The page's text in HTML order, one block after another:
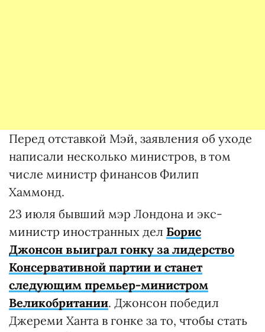
Перед отставкой Мэй, заявления об уходе
написали несколько министров, в том
числе министр финансов Филип
Хаммонд.
23 июля бывший мэр Лондона и экс-
министр иностранных дел Борис
Джонсон выиграл гонку за лидерство
Консервативной партии и станет
следующим премьер-министром
Великобритании. Джонсон победил
Джереми Ханта в гонке за то, чтобы стать